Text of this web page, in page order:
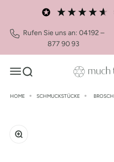
Zum Inhalt springen
Rufen Sie uns an: 04192 –
877 90 93
Navigationsmenü öffnen
Suche öffnen much too
HOME SCHMUCKSTÜCKE
Bild vergrößern